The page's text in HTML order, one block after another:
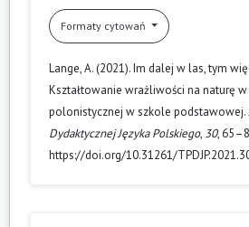
Formaty cytowań
Lange, A. (2021). Im dalej w las, tym
Kształtowanie wrażliwości na naturę
polonistycznej w szkole podstawowej.
Dydaktycznej Języka Polskiego, 30,
https://doi.org/10.31261/